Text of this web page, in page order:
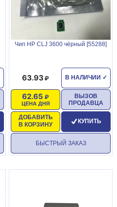
Чип HP CLJ 3600 чёрный [55288]
В НАЛИЧИИ ✓
63.93
ЦЕНА ДНЯ
62.65
ДОБАВИТЬ
В КОРЗИНУ
ВЫЗОВ
ПРОДАВЦА
КУПИТЬ
БЫСТРЫЙ ЗАКАЗ